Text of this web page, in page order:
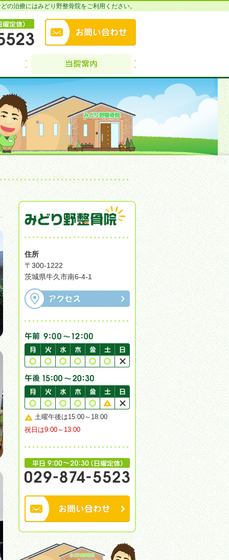
の治療にはみどり野整骨院をご利用ください。
住所
〒300-1222
茨城県牛久市南6-4-1
土曜午後は15:00～18:00
祝日は9:00～13:00